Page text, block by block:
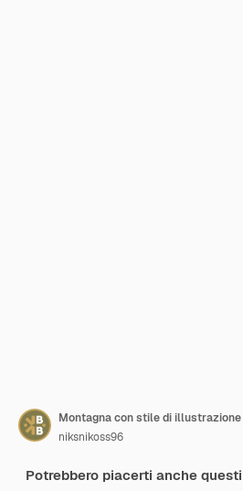
Montagna con stile di
niksnikoss96
Potrebbero piacerti anche